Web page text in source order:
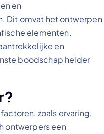
en
Dit omvat het ontwerpen
elementen.
en
boodschap helder
zoals ervaring,
ontwerpers een